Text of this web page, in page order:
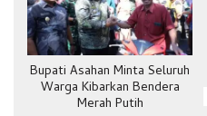
Bupati Asahan Minta Seluruh
Warga Kibarkan Bendera
Merah Putih